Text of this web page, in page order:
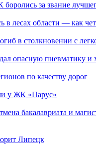
за звание
в лесах области — как
в столкновении с
опасную пневматику и
по качеству дорог
у ЖК «Парус»
бакалавриата и
Липецк